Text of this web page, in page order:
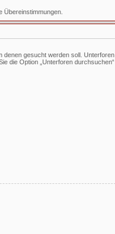
Übereinstimmungen.
denen gesucht werden soll. Unterforen
die Option „Unterforen durchsuchen“